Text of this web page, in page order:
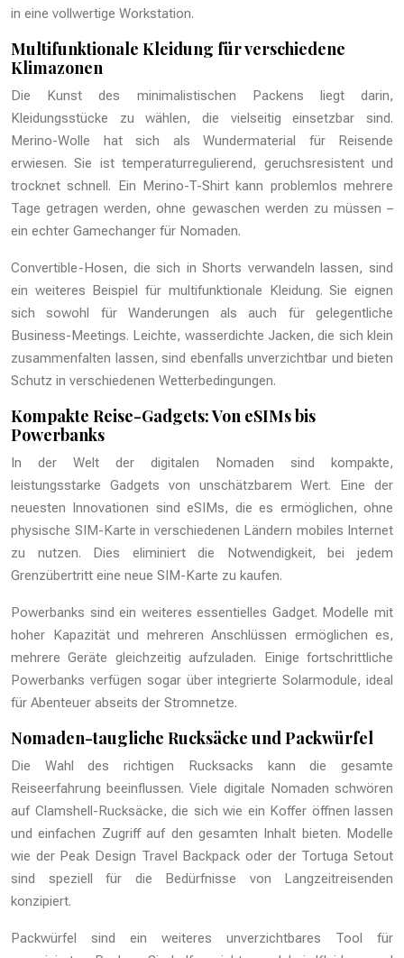
in eine vollwertige Workstation.
Multifunktionale Kleidung für verschiedene
Klimazonen
Die Kunst des minimalistischen Packens liegt darin,
Kleidungsstücke zu wählen, die vielseitig einsetzbar sind.
Merino-Wolle hat sich als Wundermaterial für Reisende
erwiesen. Sie ist temperaturregulierend, geruchsresistent und
trocknet schnell. Ein Merino-T-Shirt kann problemlos mehrere
Tage getragen werden, ohne gewaschen werden zu müssen –
ein echter Gamechanger für Nomaden.
Convertible-Hosen, die sich in Shorts verwandeln lassen, sind
ein weiteres Beispiel für multifunktionale Kleidung. Sie eignen
sich sowohl für Wanderungen als auch für gelegentliche
Business-Meetings. Leichte, wasserdichte Jacken, die sich klein
zusammenfalten lassen, sind ebenfalls unverzichtbar und bieten
Schutz in verschiedenen Wetterbedingungen.
Kompakte Reise-Gadgets: Von eSIMs bis
Powerbanks
In der Welt der digitalen Nomaden sind kompakte,
leistungsstarke Gadgets von unschätzbarem Wert. Eine der
neuesten Innovationen sind eSIMs, die es ermöglichen, ohne
physische SIM-Karte in verschiedenen Ländern mobiles Internet
zu nutzen. Dies eliminiert die Notwendigkeit, bei jedem
Grenzübertritt eine neue SIM-Karte zu kaufen.
Powerbanks sind ein weiteres essentielles Gadget. Modelle mit
hoher Kapazität und mehreren Anschlüssen ermöglichen es,
mehrere Geräte gleichzeitig aufzuladen. Einige fortschrittliche
Powerbanks verfügen sogar über integrierte Solarmodule, ideal
für Abenteuer abseits der Stromnetze.
Nomaden-taugliche Rucksäcke und Packwürfel
Die Wahl des richtigen Rucksacks kann die gesamte
Reiseerfahrung beeinflussen. Viele digitale Nomaden schwören
auf Clamshell-Rucksäcke, die sich wie ein Koffer öffnen lassen
und einfachen Zugriff auf den gesamten Inhalt bieten. Modelle
wie der Peak Design Travel Backpack oder der Tortuga Setout
sind speziell für die Bedürfnisse von Langzeitreisenden
konzipiert.
Packwürfel sind ein weiteres unverzichtbares Tool für